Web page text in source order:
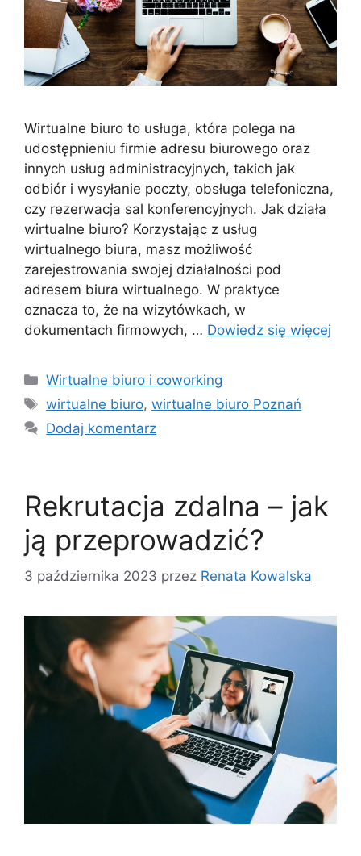
Wirtualne biuro to usługa, która polega na
udostępnieniu firmie adresu biurowego oraz
innych usług administracyjnych, takich jak
odbiór i wysyłanie poczty, obsługa telefoniczna,
czy rezerwacja sal konferencyjnych. Jak działa
wirtualne biuro? Korzystając z usług
wirtualnego biura, masz możliwość
zarejestrowania swojej działalności pod
adresem biura wirtualnego. W praktyce
oznacza to, że na wizytówkach, w
dokumentach firmowych, … Dowiedz się więcej
Kategorie
Wirtualne biuro i coworking
Tagi
wirtualne biuro,wirtualne biuro Poznań
Dodaj komentarz
Rekrutacja zdalna – jak
ją przeprowadzić?
3 października 2023 przez Renata Kowalska